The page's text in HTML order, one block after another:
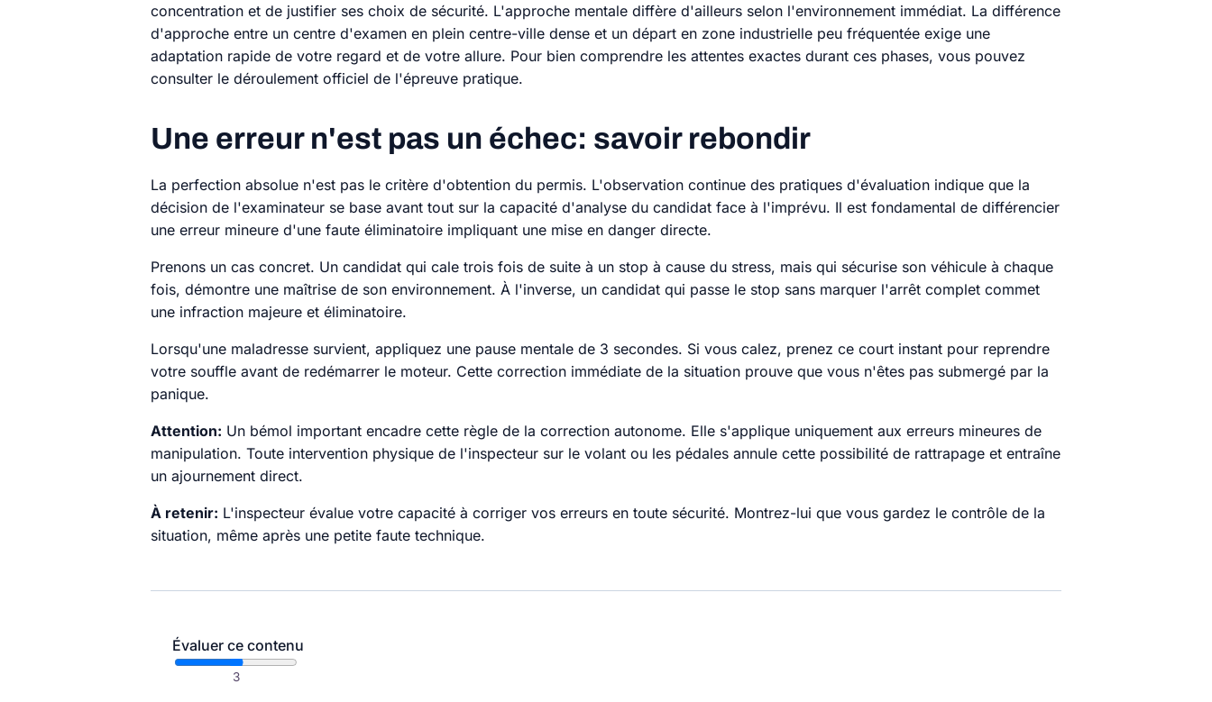
concentration et de justifier ses choix de sécurité. L'approche mentale diffère d'ailleurs selon l'environnement immédiat. La différence
d'approche entre un centre d'examen en plein centre-ville dense et un départ en zone industrielle peu fréquentée exige une
adaptation rapide de votre regard et de votre allure. Pour bien comprendre les attentes exactes durant ces phases, vous pouvez
consulter le déroulement officiel de l'épreuve pratique.
Une erreur n'est pas un échec: savoir rebondir
La perfection absolue n'est pas le critère d'obtention du permis. L'observation continue des pratiques d'évaluation indique que la
décision de l'examinateur se base avant tout sur la capacité d'analyse du candidat face à l'imprévu. Il est fondamental de différencier
une erreur mineure d'une faute éliminatoire impliquant une mise en danger directe.
Prenons un cas concret. Un candidat qui cale trois fois de suite à un stop à cause du stress, mais qui sécurise son véhicule à chaque
fois, démontre une maîtrise de son environnement. À l'inverse, un candidat qui passe le stop sans marquer l'arrêt complet commet
une infraction majeure et éliminatoire.
Lorsqu'une maladresse survient, appliquez une pause mentale de 3 secondes. Si vous calez, prenez ce court instant pour reprendre
votre souffle avant de redémarrer le moteur. Cette correction immédiate de la situation prouve que vous n'êtes pas submergé par la
panique.
Attention: Un bémol important encadre cette règle de la correction autonome. Elle s'applique uniquement aux erreurs mineures de
manipulation. Toute intervention physique de l'inspecteur sur le volant ou les pédales annule cette possibilité de rattrapage et entraîne
un ajournement direct.
À retenir: L'inspecteur évalue votre capacité à corriger vos erreurs en toute sécurité. Montrez-lui que vous gardez le contrôle de la
situation, même après une petite faute technique.
Évaluer ce contenu
3